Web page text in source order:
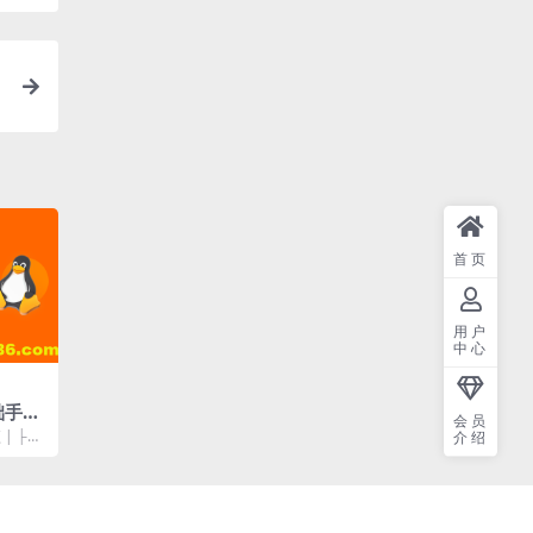
把
）
| ├─
首页
用户
中心
会员
介绍